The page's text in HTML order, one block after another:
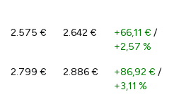
2.575 € 2.642 € +66,11 € /
+2,57 %
2.799 € 2.886 € +86,92 € /
+3,11 %